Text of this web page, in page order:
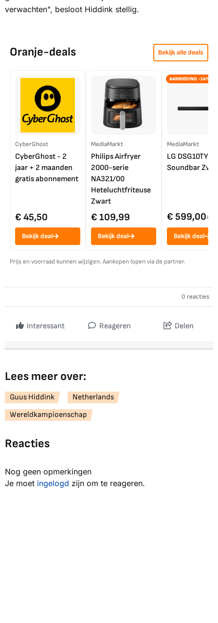
verwachten", besloot Hiddink stellig.
Oranje-deals Bekijk alle deals
CyberGhost
CyberGhost - 2
jaar + 2 maanden
gratis abonnement
€ 45,50
Bekijk deal
MediaMarkt
Philips Airfryer
2000-serie
NA321/00
Heteluchtfriteuse
Zwart
€ 109,99
Bekijk deal
AANBIEDING -14%
MediaMarkt
LG DSG10TY
Soundbar
€ 599,00€
Bekijk deal
Prijs en voorraad kunnen wijzigen. Aankopen lopen via de partner.
0 reacties
Interessant Reageren Delen
Lees meer over:
Guus Hiddink
Netherlands
Wereldkampioenschap
Reacties
Nog geen opmerkingen
Je moet ingelogd zijn om te reageren.